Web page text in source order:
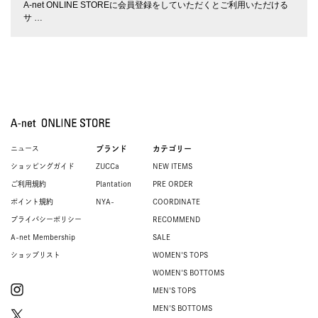
A-net ONLINE STOREに会員登録をしていただくとご利用いただける
サ …
ニュース
ショッピングガイド
ご利用規約
ポイント規約
プライバシーポリシー
A-net Membership
ショップリスト
ブランド
ZUCCa
Plantation
NYA-
カテゴリー
NEW ITEMS
PRE ORDER
COORDINATE
RECOMMEND
SALE
WOMEN'S TOPS
WOMEN'S BOTTOMS
MEN'S TOPS
MEN'S BOTTOMS